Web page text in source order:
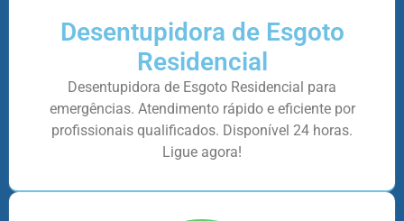
Desentupidora de Esgoto
Residencial
Desentupidora de Esgoto Residencial para
emergências. Atendimento rápido e eficiente por
profissionais qualificados. Disponível 24 horas.
Ligue agora!